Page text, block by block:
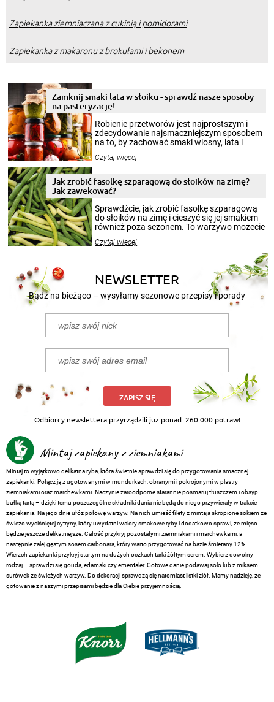
Zapiekanka ziemniaczana z cukinią i pomidorami
Zapiekanka z makaronu z brokułami i bekonem
Zamknij smaki lata w słoiku - sprawdź nasze sposoby
na pasteryzację!
Robienie przetworów jest najprostszym i
zdecydowanie najsmaczniejszym sposobem
na to, by zachować smaki wiosny, lata i
krajobrazów, by cieszyć nimi oko w sezonie
pełni poczuć atmosferę cieplejszych
miesięcy. Przygotowanie słoików ze
patenty, które pozwolą zachować świeżość
przetworów.
Czytaj więcej
Jak zrobić fasolkę szparagową do słoików na zimę?
Jak zawekować?
Sprawdźcie, jak zrobić fasolkę szparagową
do słoików na zimę i cieszyć się jej smakiem
również poza sezonem. To warzywo możecie
nasze propozycje!
Czytaj więcej
NEWSLETTER
Bądź na bieżąco – wysyłamy sezonowe przepisy i porady
ZAPISZ SIĘ
Odbiorcy newslettera przyrządzili już ponad 260 000 potraw!
Mintaj zapiekany z ziemniakami
Mintaj to wyjątkowo delikatna ryba, która świetnie sprawdzi się do przygotowania smacznej
zapiekanki. Połącz ją z ugotowanymi w mundurkach, obranymi i pokrojonymi w plastry
ziemniakami oraz marchewkami. Naczynie żaroodporne starannie posmaruj tłuszczem i obsyp
bułką tartą – dzięki temu poszczególne składniki dania nie będą do niego przywierały w trakcie
zapiekania. Na jego dnie ułóż połowę warzyw. Na nich umieść filety z mintaja skropione sokiem ze
świeżo wyciśniętej cytryny, który uwydatni walory smakowe ryby i dodatkowo sprawi, że mięso
będzie jeszcze delikatniejsze. Całość przykryj pozostałymi ziemniakami i marchewkami, a
następnie zalej gęstym sosem carbonara, który warto przygotować na bazie śmietany 12%.
Wierzch zapiekanki przykryj startym na dużych oczkach tarki żółtym serem. Wybierz dowolny
rodzaj – sprawdzi się gouda, edamski czy ementaler. Gotowe danie podawaj solo lub z miksem
surówek ze świeżych warzyw. Do dekoracji sprawdzą się natomiast listki ziół. Mamy nadzieję, że
gotowanie z naszymi przepisami będzie dla Ciebie przyjemnością.